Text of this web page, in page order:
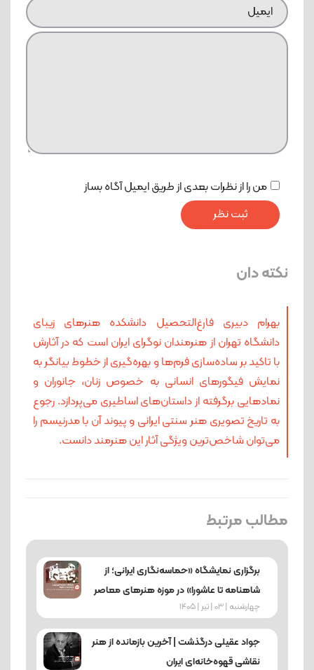
من را از نظرات بعدی از طریق ایمیل آگاه بساز
نکته دان
بهرام دبیری فارغ‌التحصیل دانشکده هنر‌های زیبای
دانشگاه تهران از هنرمندان نوگرای ایران است که در آثارش
با تاکید بر ساده‌سازی فرم‌ها و بهره‌گیری از خطوط بیانگر به
نمایش فیگورهای انسانی به خصوص زنان، جانوران و
نمادهایی برگرفته از داستان‌های اساطیری می‌پردازد. رجوع
به تاریخ تصویری هنر سنتی ایرانی و پیوند آن با مدرنیسم را
می‌توان شاخص‌ترین ویژگی آثار این هنرمند دانست.
مطالب مرتبط
برگزاری نمایشگاه «حماسه‌نگاری ایرانی؛ از
شاهنامه تا عاشورا» در موزه هنرهای معاصر
چهارشنبه | 03 | تیر | 1405
جواد عقیلی درگذشت | آخرین بازمانده از هنر
نقاشی قهوه‌خانه‌ای ایران